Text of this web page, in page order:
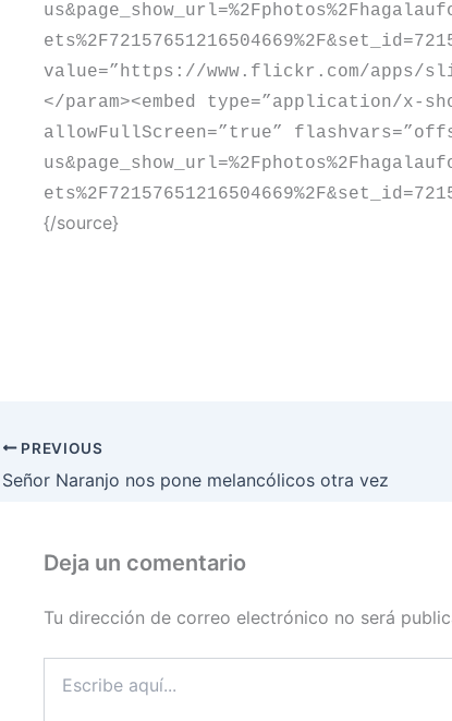
value=”https://www.flickr.com/apps/
</param><embed type=”application/x-
allowFullScreen=”true”
{/source}
PREVIOUS
Señor Naranjo nos pone melancólicos otra vez
Deja un comentario
Tu dirección de correo electrónico no será
aquí...